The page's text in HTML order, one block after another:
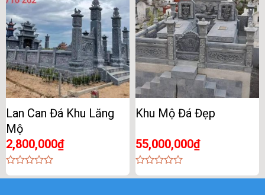
Lan Can Đá Khu Lăng
Mộ
2,800,000₫
0
Khu Mộ Đá Đẹp
55,000,000₫
0